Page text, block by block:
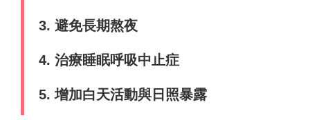
3. 避免長期熬夜
4. 治療睡眠呼吸中止症
5. 增加白天活動與日照暴露